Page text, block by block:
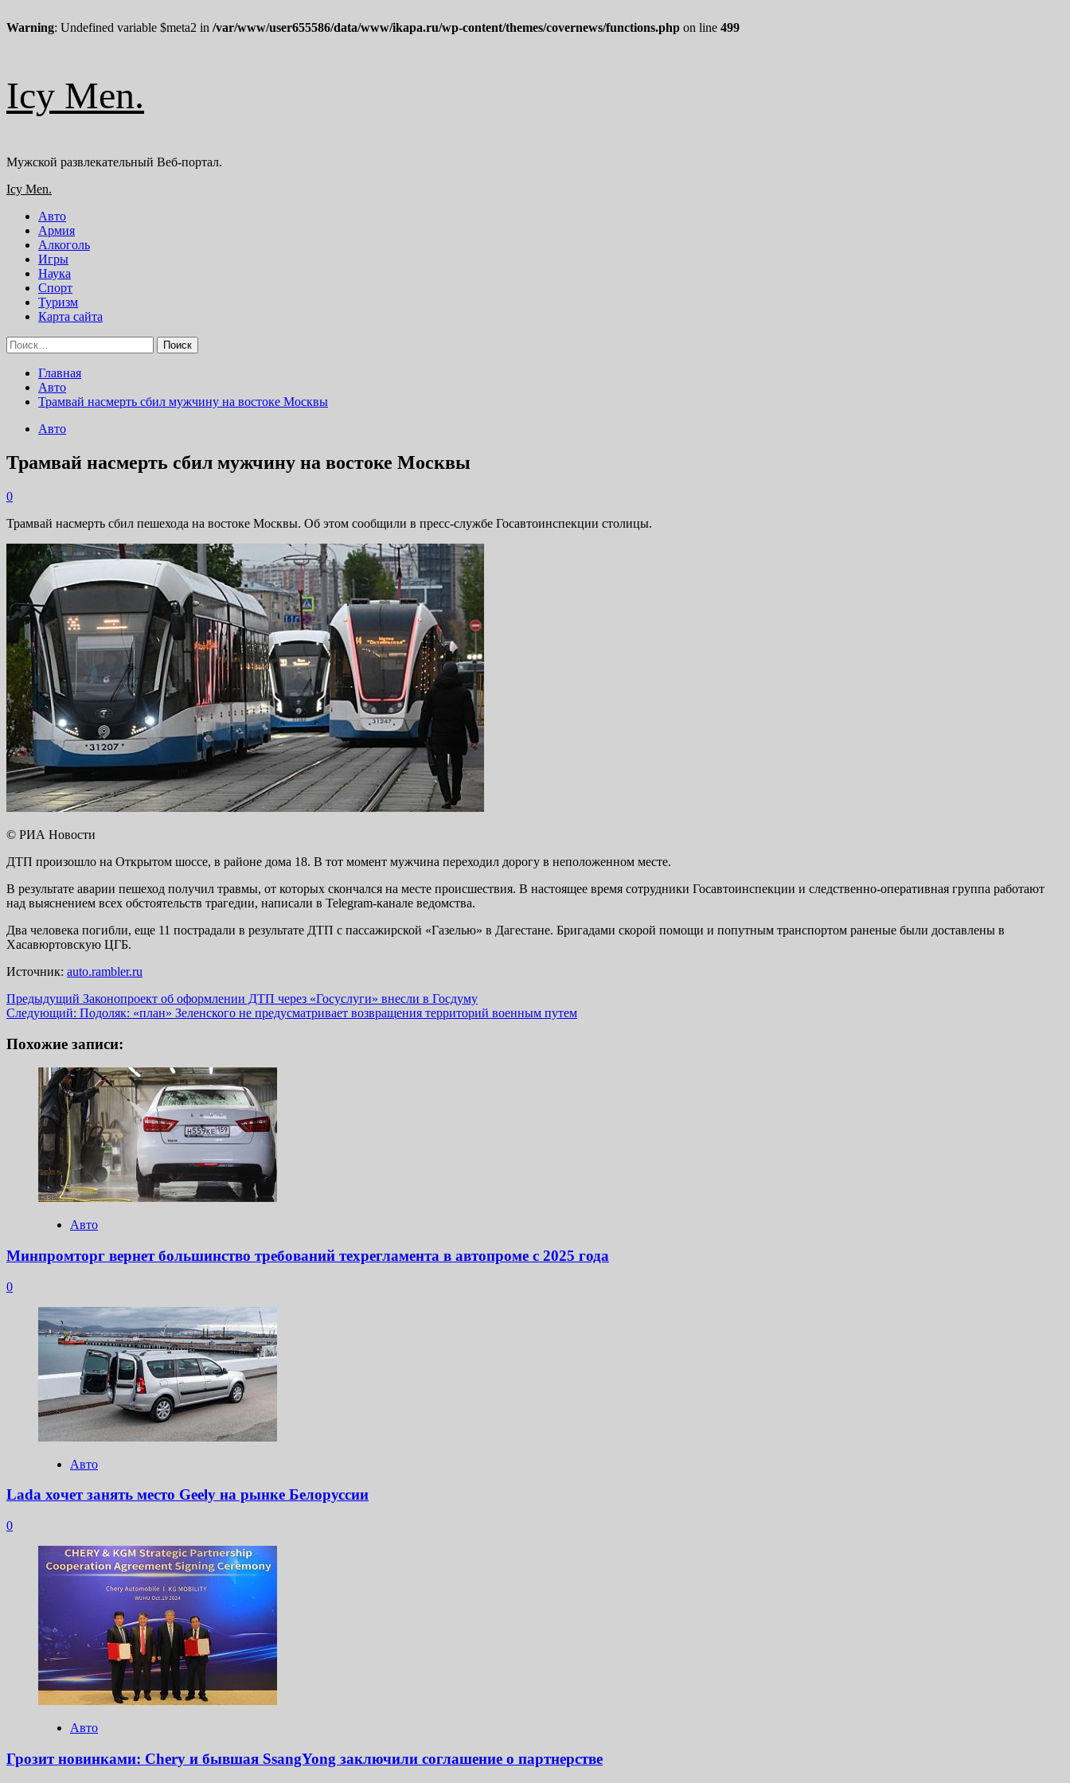
Warning: Undefined variable $meta2 in /var/www/user655586/data/www/ikapa.ru/wp-content/themes/covernews/functions.php on line 499
содержимому
Icy Men.
Мужской развлекательный Веб-портал.
Основное
Icy Men.
Авто
Армия
Алкоголь
Игры
Наука
Спорт
Туризм
Карта сайта
Найти:
Главная
Авто
Трамвай насмерть сбил мужчину на востоке Москвы
Авто
Трамвай насмерть сбил мужчину на востоке Москвы
0
Трамвай насмерть сбил пешехода на востоке Москвы. Об этом сообщили в пресс-службе Госавтоинспекции столицы.
© РИА Новости
ДТП произошло на Открытом шоссе, в районе дома 18. В тот момент мужчина переходил дорогу в неположенном месте.
В результате аварии пешеход получил травмы, от которых скончался на месте происшествия. В настоящее время сотрудники Госавтоинспекции и следственно-оперативная группа работают
над выяснением всех обстоятельств трагедии, написали в Telegram-канале ведомства.
Два человека погибли, еще 11 пострадали в результате ДТП с пассажирской «Газелью» в Дагестане. Бригадами скорой помощи и попутным транспортом раненые были доставлены в
Хасавюртовскую ЦГБ.
Источник: auto.rambler.ru
Навигация
записи
Предыдущий Законопроект об оформлении ДТП через «Госуслуги» внесли в Госдуму
Следующий: Подоляк: «план» Зеленского не предусматривает возвращения территорий военным путем
Похожие записи:
Авто
Минпромторг вернет большинство требований техрегламента в автопроме с 2025 года
0
Авто
Lada хочет занять место Geely на рынке Белоруссии
0
Авто
Грозит новинками: Chery и бывшая SsangYong заключили соглашение о партнерстве